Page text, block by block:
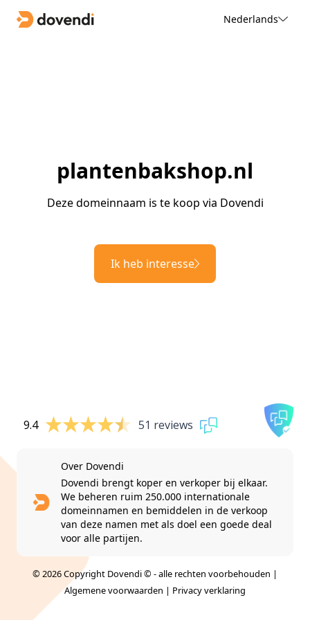
Nederlands
plantenbakshop.nl
Deze domeinnaam is te koop via Dovendi
Ik heb interesse
9.4 51 reviews
Over Dovendi
Dovendi brengt koper en verkoper bij elkaar.
We beheren ruim 250.000 internationale
domeinnamen en bemiddelen in de verkoop
van deze namen met als doel een goede deal
voor alle partijen.
© 2026 Copyright Dovendi © - alle rechten voorbehouden |
Algemene voorwaarden | Privacy verklaring